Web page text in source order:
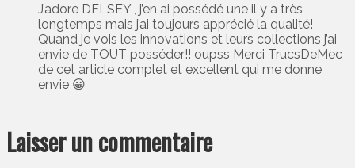
J’adore DELSEY , j’en ai possédé une il y a très
longtemps mais j’ai toujours apprécié la qualité!
Quand je vois les innovations et leurs collections j’ai
envie de TOUT posséder!! oupss Merci TrucsDeMec
de cet article complet et excellent qui me donne
envie 😀
Laisser un commentaire